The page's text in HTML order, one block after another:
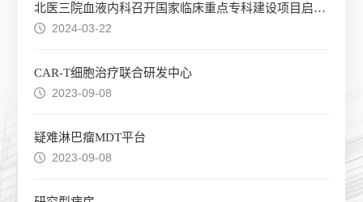
北医三院血液内科召开国家临床重点专科建设项目启动会
2024-03-22
CAR-T细胞治疗联合研发中心
2023-09-08
疑难淋巴瘤MDT平台
2023-09-08